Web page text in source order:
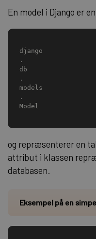
En model i Django er
django
.
db
.
models
.
Model
og repræsenterer en
attribut i klassen
databasen.
Eksempel på en